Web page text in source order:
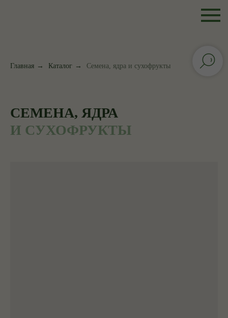
Главная → Каталог → Семена, ядра и сухофрукты
СЕМЕНА, ЯДРА
И СУХОФРУКТЫ